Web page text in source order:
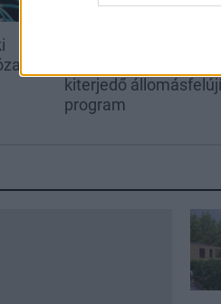
a
Újabb településekkel
kiterjedő
program